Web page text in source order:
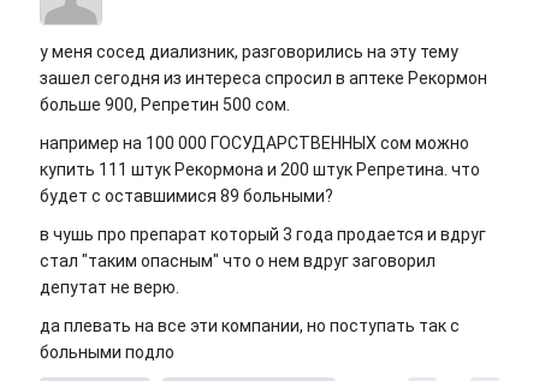
у меня сосед диализник, разговорились на эту тему
зашел сегодня из интереса спросил в аптеке Рекормон
больше 900, Репретин 500 сом.
например на 100 000 ГОСУДАРСТВЕННЫХ сом можно
купить 111 штук Рекормона и 200 штук Репретина. что
будет с оставшимися 89 больными?
в чушь про препарат который 3 года продается и вдруг
стал "таким опасным" что о нем вдруг заговорил
депутат не верю.
да плевать на все эти компании, но поступать так с
больными подло